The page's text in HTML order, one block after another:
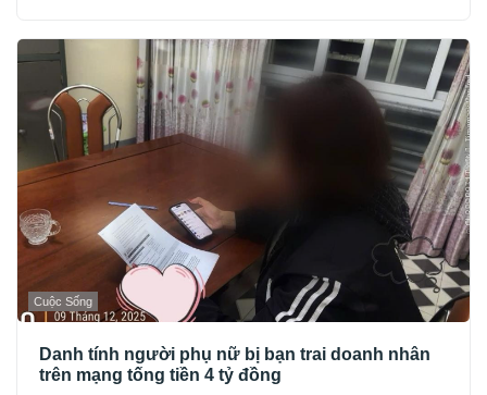
Cuộc Sống
Danh tính người phụ nữ bị bạn trai doanh nhân
trên mạng tống tiền 4 tỷ đồng